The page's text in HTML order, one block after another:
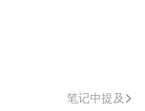
笔记中提及